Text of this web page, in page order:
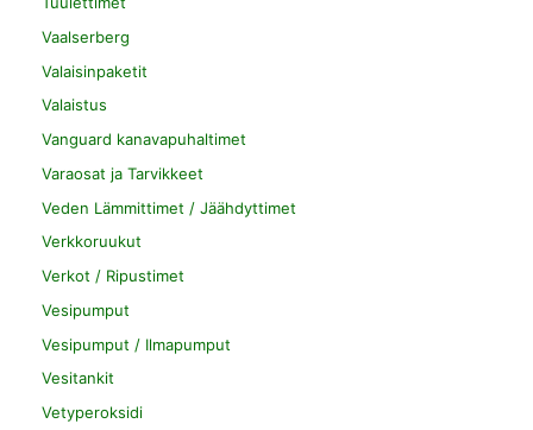
Vaalserberg
Valaisinpaketit
Valaistus
Vanguard kanavapuhaltimet
Varaosat ja Tarvikkeet
Veden Lämmittimet / Jäähdyttimet
Verkkoruukut
Verkot / Ripustimet
Vesipumput
Vesipumput / Ilmapumput
Vesitankit
Vetyperoksidi